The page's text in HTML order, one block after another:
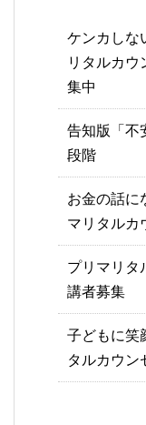
ケンカしな
リタルカウ
集中
告知版「不
段階
お金の話に
マリタルカ
プリマリタ
講者募集
子どもに笑
タルカウン